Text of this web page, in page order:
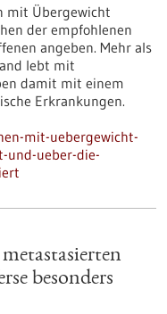
mit Übergewicht
der empfohlenen
angeben. Mehr als
lebt mit
damit mit einem
Erkrankungen.
mit-uebergewicht-
und-ueber-die-
besonders